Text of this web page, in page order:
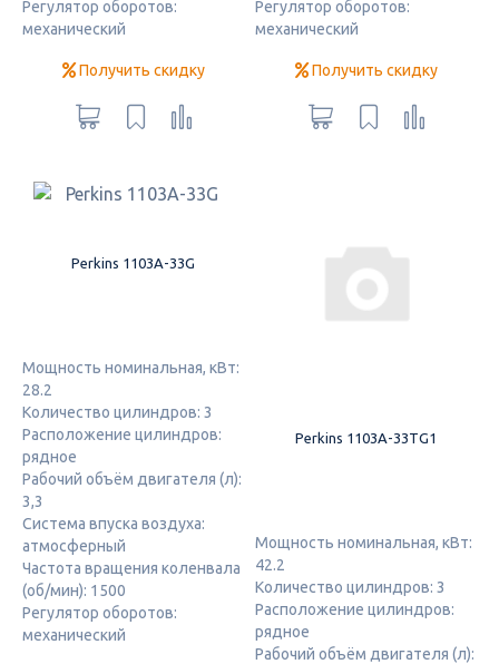
Регулятор оборотов:
механический
Получить скидку
Регулятор оборотов:
механический
Получить скидку
Perkins 1103A-33G
Мощность номинальная, кВт:
28.2
Количество цилиндров: 3
Расположение цилиндров:
рядное
Рабочий объём двигателя (л):
3,3
Система впуска воздуха:
атмосферный
Частота вращения коленвала
(об/мин): 1500
Регулятор оборотов:
механический
Perkins 1103A-33TG1
Мощность номинальная, кВт:
42.2
Количество цилиндров: 3
Расположение цилиндров:
рядное
Рабочий объём двигателя (л):